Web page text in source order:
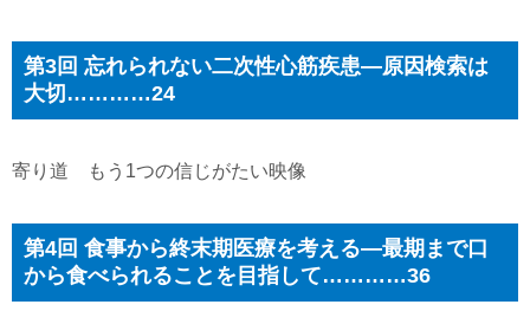
第3回 忘れられない二次性心筋疾患―原因検索は
大切…………24
寄り道 もう1つの信じがたい映像
第4回 食事から終末期医療を考える―最期まで口
から食べられることを目指して…………36